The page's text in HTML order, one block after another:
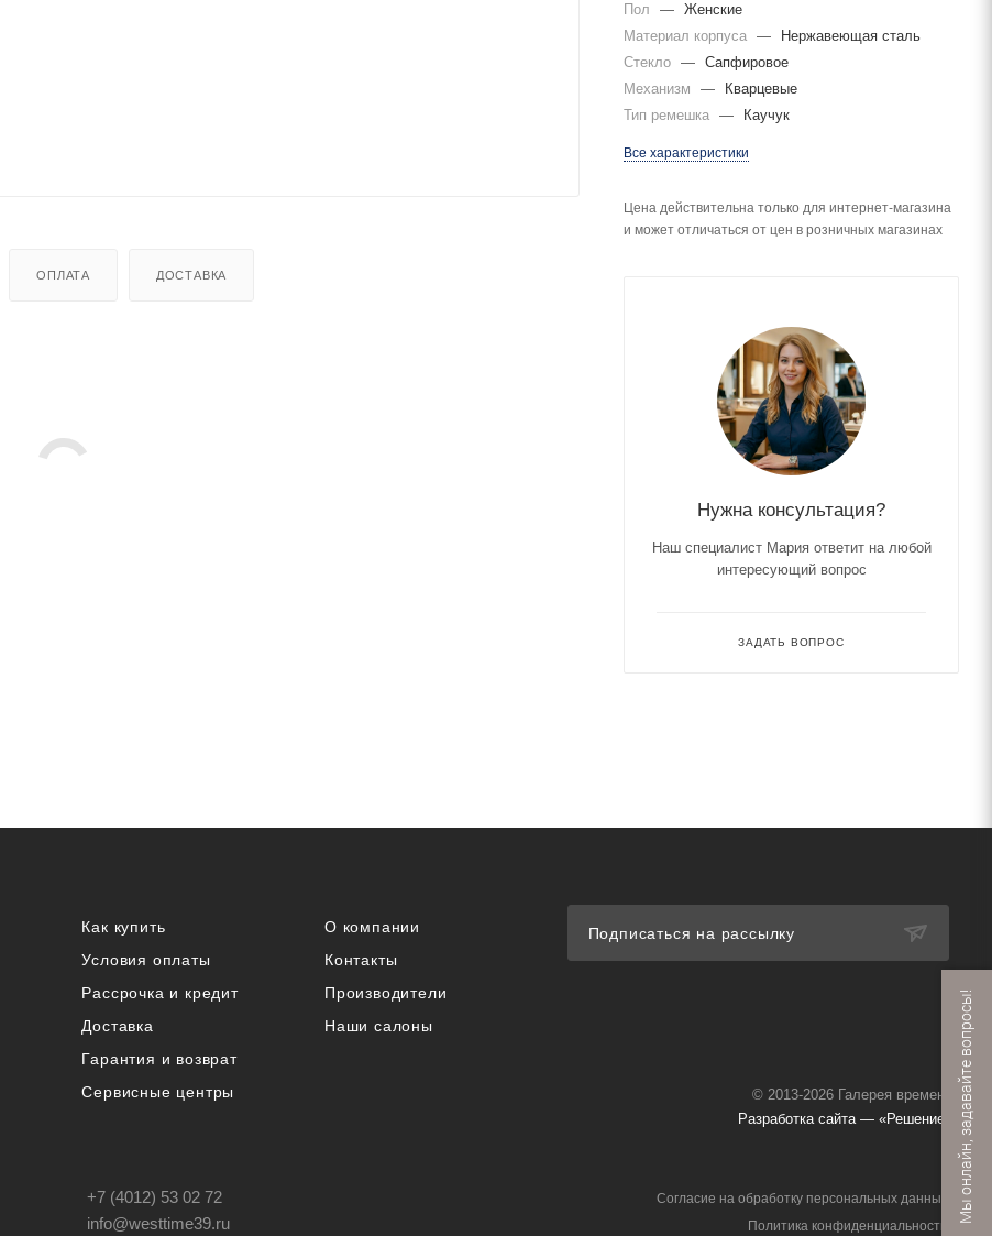
ОПЛАТА ДОСТАВКА
Пол
— Женские
Материал корпуса —
Нержавеющая сталь
Стекло — Сапфировое
Механизм
—
Кварцевые
Тип ремешка — Каучук
Все характеристики
Цена действительна только для интернет-магазина
и может отличаться от цен в розничных магазинах
Нужна консультация?
Наш специалист Мария ответит на любой
интересующий вопрос
ЗАДАТЬ ВОПРОС
Как купить
Условия оплаты
Рассрочка и кредит
Доставка
Гарантия и возврат
Сервисные центры
О компании
Контакты
Производители
Наши салоны
Подписаться на рассылку
© 2013-2026 Галерея времени
Разработка сайта — «Решение»
+7 (4012) 53 02 72
info@westtime39.ru
Согласие на обработку персональных данных
Политика конфиденциальности
Мы онлайн, задавайте вопросы!